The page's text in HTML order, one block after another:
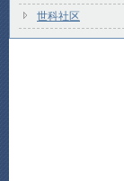
世科社区